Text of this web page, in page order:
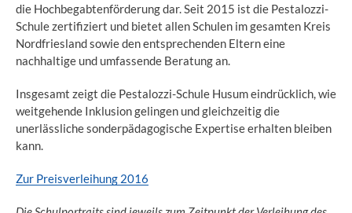
die Hochbegabtenförderung dar. Seit 2015 ist die Pestalozzi-
Schule zertifiziert und bietet allen Schulen im gesamten Kreis
Nordfriesland sowie den entsprechenden Eltern eine
nachhaltige und umfassende Beratung an.
Insgesamt zeigt die Pestalozzi-Schule Husum eindrücklich, wie
weitgehende Inklusion gelingen und gleichzeitig die
unerlässliche sonderpädagogische Expertise erhalten bleiben
kann.
Zur Preisverleihung 2016